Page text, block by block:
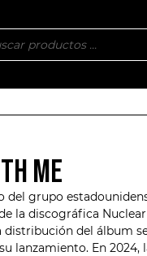
ME
del grupo
la discográfica
del álbum
lanzamiento. En